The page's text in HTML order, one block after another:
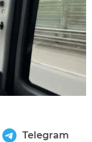
Telegram